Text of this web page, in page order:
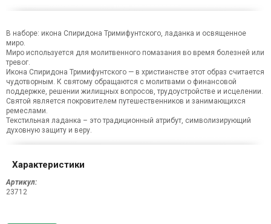
В наборе: икона Спиридона Тримифунтского, ладанка и освященное
миро.
Миро используется для молитвенного помазания во время болезней или
тревог.
Икона Спиридона Тримифунтского — в христианстве этот образ считается
чудотворным. К святому обращаются с молитвами о финансовой
поддержке, решении жилищных вопросов, трудоустройстве и исцелении.
Святой является покровителем путешественников и занимающихся
ремеслами.
Текстильная ладанка – это традиционный атрибут, символизирующий
духовную защиту и веру.
Характеристики
Артикул:
23712